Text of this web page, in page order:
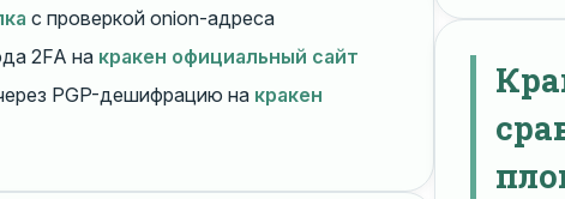
с проверкой onion-адреса
2FA на кракен официальный сайт
PGP-дешифрацию на кракен